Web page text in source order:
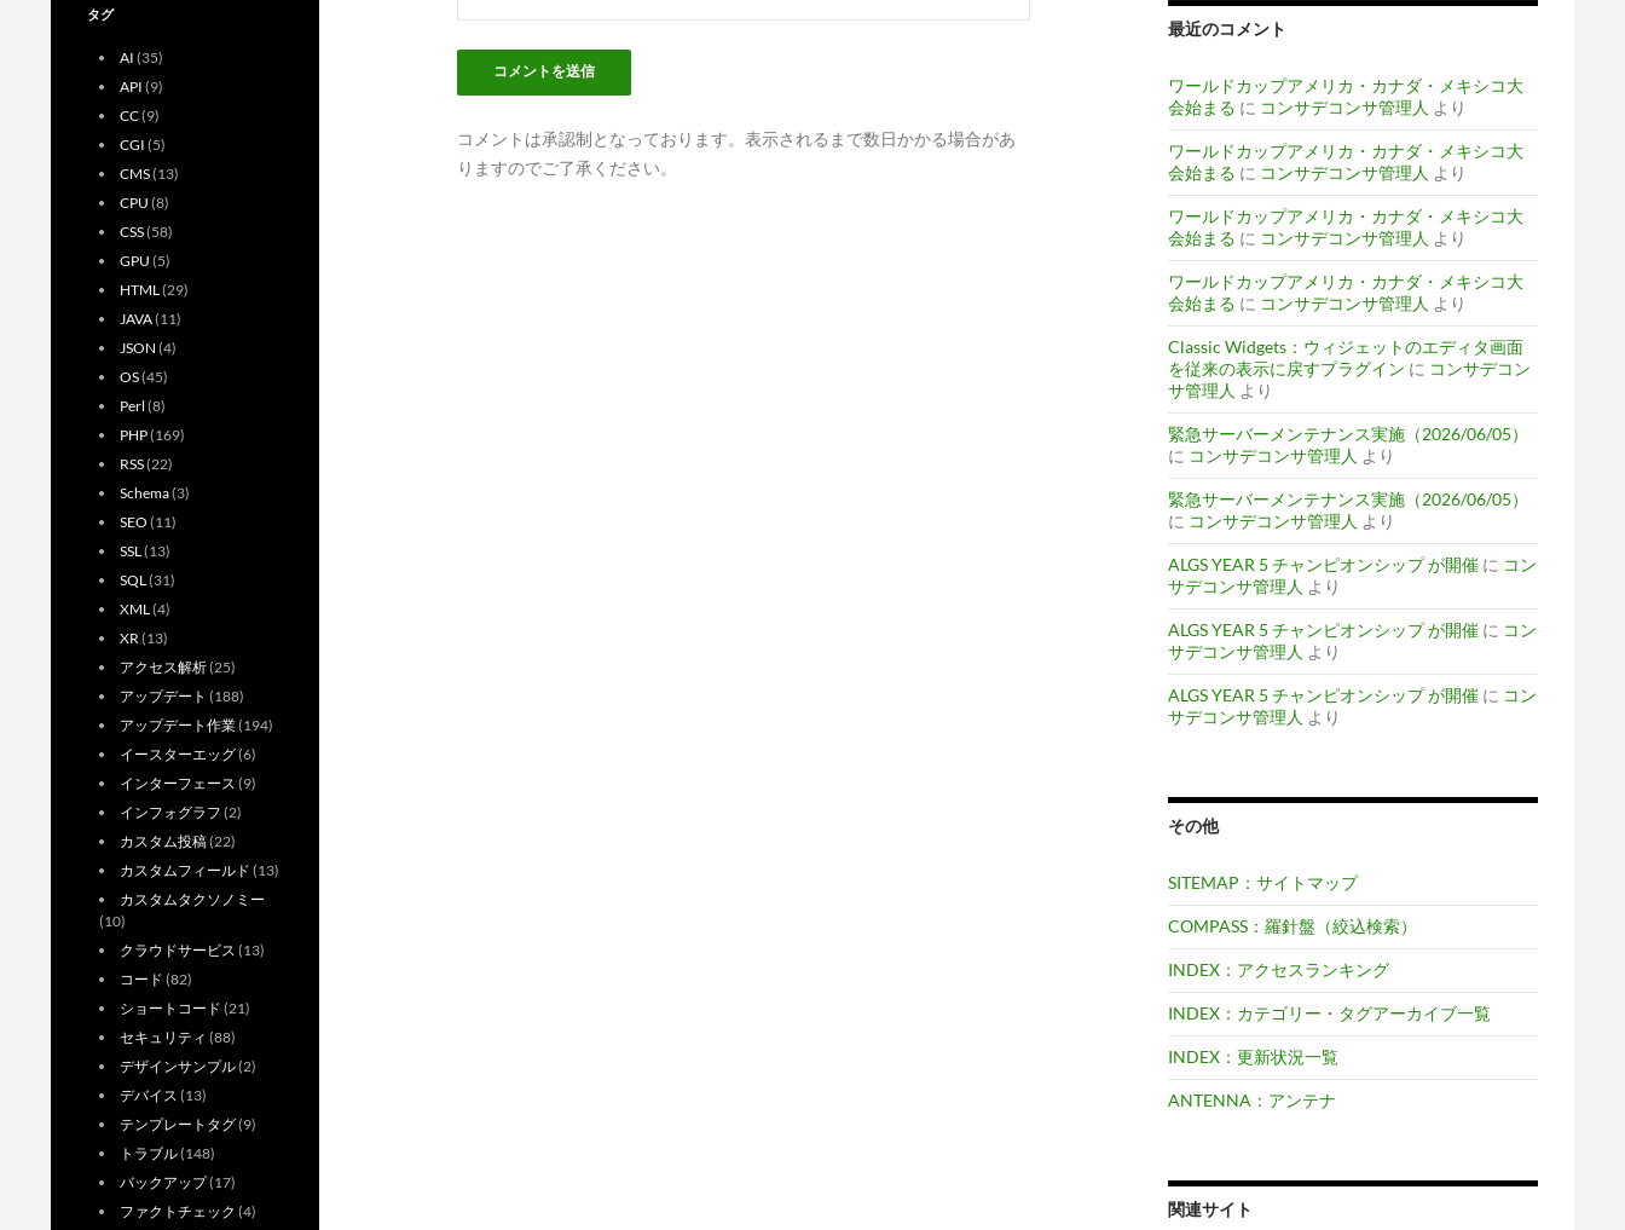
コメントは承認制となっております。表示されるまで数日かかる場合があ
りますのでご了承ください。
最近のコメント
ワールドカップアメリカ・カナダ・メキシコ大
会始まる に コンサデコンサ管理人 より
ワールドカップアメリカ・カナダ・メキシコ大
会始まる に コンサデコンサ管理人 より
ワールドカップアメリカ・カナダ・メキシコ大
会始まる に コンサデコンサ管理人 より
ワールドカップアメリカ・カナダ・メキシコ大
会始まる に コンサデコンサ管理人 より
Classic Widgets：ウィジェットのエディタ画面
を従来の表示に戻すプラグイン に コンサデコン
サ管理人 より
緊急サーバーメンテナンス実施（2026/06/05）
に コンサデコンサ管理人 より
緊急サーバーメンテナンス実施（2026/06/05）
に コンサデコンサ管理人 より
ALGS YEAR 5 チャンピオンシップ が開催 に コン
サデコンサ管理人 より
ALGS YEAR 5 チャンピオンシップ が開催 に コン
サデコンサ管理人 より
ALGS YEAR 5 チャンピオンシップ が開催 に コン
サデコンサ管理人 より
その他
SITEMAP：サイトマップ
COMPASS：羅針盤（絞込検索）
INDEX：アクセスランキング
INDEX：カテゴリー・タグアーカイブ一覧
INDEX：更新状況一覧
ANTENNA：アンテナ
関連サイト
タグ
AI (35)
API (9)
CC(9)
CGI (5)
CMS(13)
CPU (8)
CSS(58)
GPU (5)
HTML(29)
JAVA(11)
JSON (4)
OS(45)
Perl (8)
PHP(169)
RSS(22)
Schema(3)
SEO (11)
SSL(13)
SQL(31)
XML(4)
XR(13)
アクセス解析(25)
アップデート (188)
アップデート作業(194)
イースターエッグ(6)
インターフェース (9)
インフォグラフ (2)
カスタム投稿(22)
カスタムフィールド (13)
カスタムタクソノミー
(10)
クラウドサービス (13)
コード (82)
ショートコード (21)
セキュリティ (88)
デザインサンプル(2)
デバイス (13)
テンプレートタグ(9)
トラブル(148)
バックアップ(17)
ファクトチェック (4)